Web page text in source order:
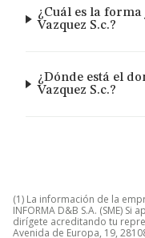
¿Cuál es la
Vazquez S.c.?
¿Dónde está el
Vazquez S.c.?
(1) La información de la
INFORMA D&B S.A. (SME)
dirígete acreditando tu
Avenida de Europa, 19,